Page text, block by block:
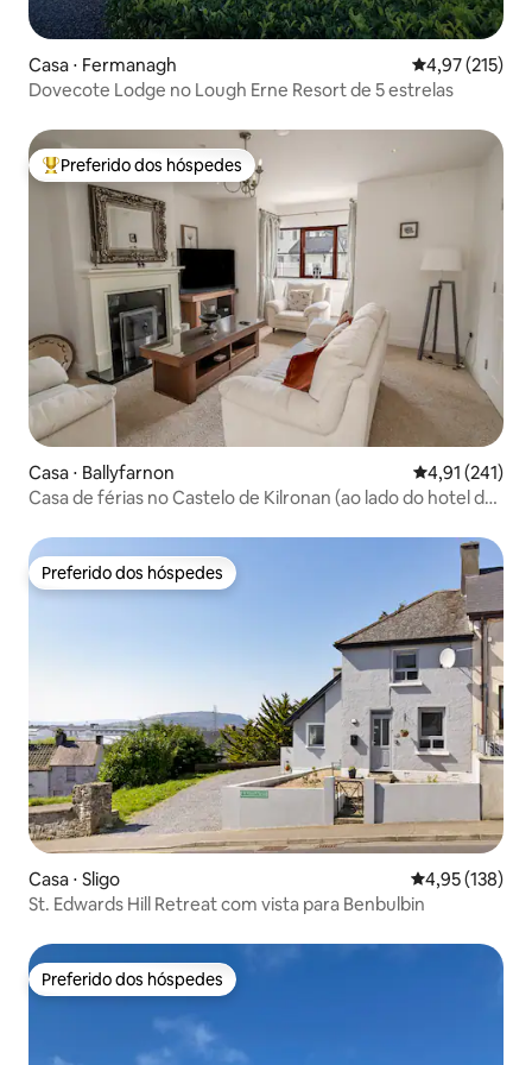
Casa ⋅ Fermanagh 4,97 de uma
4,97 (215)
Dovecote Lodge no Lough Erne Resort de 5 estrelas
Entre os melhores preferidos dos hóspedes
Preferido dos hóspedes
Casa ⋅ Ballyfarnon 4,91 de uma
4,91 (241)
Casa de férias no Castelo de Kilronan (ao lado do hotel de
Preferido dos hóspedes
Preferido dos hóspedes
Casa ⋅ Sligo 4,95 de uma
4,95 (138)
St. Edwards Hill Retreat com vista para Benbulbin
Preferido dos hóspedes
Preferido dos hóspedes